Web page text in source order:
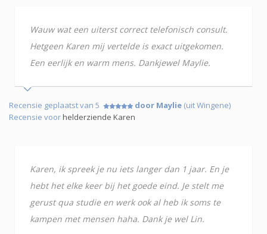
Wauw wat een uiterst correct telefonisch consult.
Hetgeen Karen mij vertelde is exact uitgekomen.
Een eerlijk en warm mens. Dankjewel Maylie.
Recensie geplaatst van 5 door Maylie (uit Wingene)
Recensie voorhelderziende Karen
Karen, ik spreek je nu iets langer dan 1 jaar. En je
hebt het elke keer bij het goede eind. Je stelt me
gerust qua studie en werk ook al heb ik soms te
kampen met mensen haha. Dank je wel Lin.